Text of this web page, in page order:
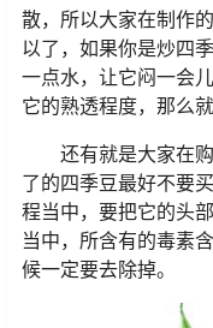
散，所以大家在制作
以了，如果你是炒四
一点水，让它闷一会
它的熟透程度，那么
还有就是大家在
了的四季豆最好不要
程当中，要把它的头
当中，所含有的毒素
候一定要去除掉。